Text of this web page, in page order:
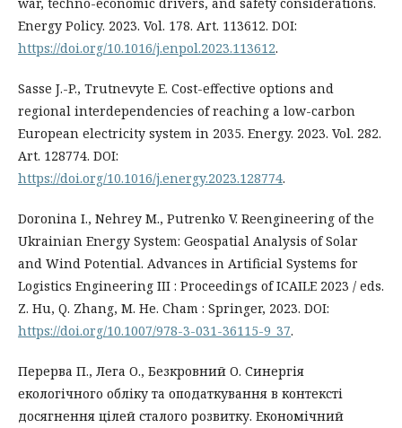
Energy Policy. 2023. Vol. 178. Art. 113612. DOI:
https://doi.org/10.1016/j.enpol.2023.113612.
Sasse J.-P., Trutnevyte E. Cost-effective options and
regional interdependencies of reaching a low-carbon
European electricity system in 2035. Energy. 2023. Vol. 282.
Art. 128774. DOI:
https://doi.org/10.1016/j.energy.2023.128774.
Doronina I., Nehrey M., Putrenko V. Reengineering of the
Ukrainian Energy System: Geospatial Analysis of Solar
and Wind Potential. Advances in Artificial Systems for
Logistics Engineering III : Proceedings of ICAILE 2023 / eds.
Z. Hu, Q. Zhang, M. He. Cham : Springer, 2023. DOI:
https://doi.org/10.1007/978-3-031-36115-9_37.
Перерва П., Лега О., Безкровний О. Синергія
екологічного обліку та оподаткування в контексті
досягнення цілей сталого розвитку. Економічний